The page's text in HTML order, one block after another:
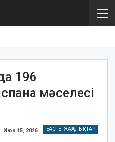
196
мәселесі
БАСТЫ ЖАҢАЛЫҚТАР
Июн 15, 2026